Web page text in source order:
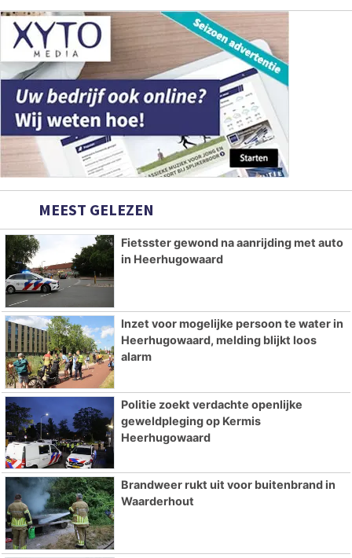
MEEST GELEZEN
Fietsster gewond na aanrijding met auto
in Heerhugowaard
Inzet voor mogelijke persoon te water in
Heerhugowaard, melding blijkt loos
alarm
Politie zoekt verdachte openlijke
geweldpleging op Kermis
Heerhugowaard
Brandweer rukt uit voor buitenbrand in
Waarderhout